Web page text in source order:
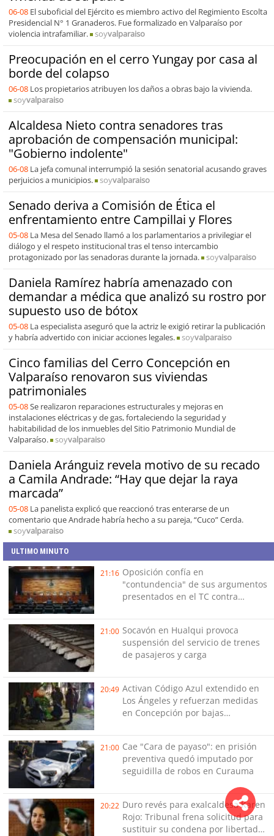
06-08 El suboficial del Ejército es miembro activo del Regimiento Escolta
Presidencial N° 1 Granaderos. Fue formalizado en Valparaíso por
violencia intrafamiliar.
soyvalparaiso
Preocupación en el cerro Yungay por casa al
borde del colapso
06-08 Los propietarios atribuyen los daños a obras bajo la vivienda.
soyvalparaiso
Alcaldesa Nieto contra senadores tras
aprobación de compensación municipal:
"Gobierno indolente"
06-08 La jefa comunal interrumpió la sesión senatorial acusando graves
perjuicios a municipios.
soyvalparaiso
Senado deriva a Comisión de Ética el
enfrentamiento entre Campillai y Flores
05-08 La Mesa del Senado llamó a los parlamentarios a privilegiar el
diálogo y el respeto institucional tras el tenso intercambio
protagonizado por las senadoras durante la jornada.
soyvalparaiso
Daniela Ramírez habría amenazado con
demandar a médica que analizó su rostro por
supuesto uso de bótox
05-08 La especialista aseguró que la actriz le exigió retirar la publicación
y habría advertido con iniciar acciones legales.
soyvalparaiso
Cinco familias del Cerro Concepción en
Valparaíso renovaron sus viviendas
patrimoniales
05-08Se realizaron reparaciones estructurales y mejoras en
instalaciones eléctricas y de gas, fortaleciendo la seguridad y
habitabilidad de los inmuebles del Sitio Patrimonio Mundial de
Valparaíso.
soyvalparaiso
Daniela Aránguiz revela motivo de su recado
a Camila Andrade: “Hay que dejar la raya
marcada”
05-08 La panelista explicó que reaccionó tras enterarse de un
comentario que Andrade habría hecho a su pareja, “Cuco” Cerda.
soyvalparaiso
ULTIMO MINUTO
21:16 Oposición confía en
"contundencia" de sus argumentos
presentados en el TC contra
21:00 Socavón en Hualqui provoca
suspensión del servicio de trenes
de pasajeros y carga
20:49 Activan Código Azul extendido en
Los Ángeles y refuerzan medidas
en Concepción por bajas
semana
21:00 Cae "Cara de payaso": en prisión
preventiva quedó imputado por
seguidilla de robos en Curauma
20:22 Duro revés para exalcaldesa Karen
Rojo: Tribunal frena solicitud para
sustituir su condena por libertad